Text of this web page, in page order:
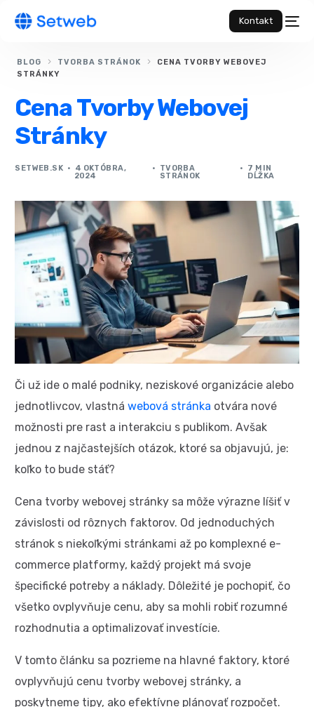
Kontakt
BLOG TVORBA STRÁNOK
CENA TVORBY WEBOVEJ
STRÁNKY
Cena Tvorby Webovej
Stránky
SETWEB.SK
4 OKTÓBRA,
2024
TVORBA
STRÁNOK
7 MIN
DĹŽKA
Či už ide o malé podniky, neziskové organizácie alebo
jednotlivcov, vlastnáwebová stránka otvára nové
možnosti pre rast a interakciu s publikom. Avšak
jednou z najčastejších otázok, ktoré sa objavujú, je:
koľko to bude stáť?
Cena tvorby webovej stránky sa môže výrazne líšiť v
závislosti od rôznych faktorov. Od jednoduchých
stránok s niekoľkými stránkami až po komplexné e-
commerce platformy, každý projekt má svoje
špecifické potreby a náklady. Dôležité je pochopiť, čo
všetko ovplyvňuje cenu, aby sa mohli robiť rozumné
rozhodnutia a optimalizovať investície.
V tomto článku sa pozrieme na hlavné faktory, ktoré
ovplyvňujú cenu tvorby webovej stránky, a
poskytneme tipy, ako efektívne plánovať rozpočet.